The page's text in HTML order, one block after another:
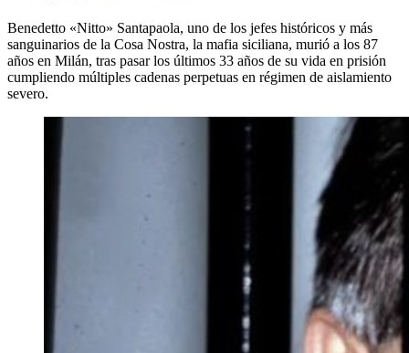
Benedetto «Nitto» Santapaola, uno de los jefes históricos y más
sanguinarios de la Cosa Nostra, la mafia siciliana, murió a los 87
años en Milán, tras pasar los últimos 33 años de su vida en prisión
cumpliendo múltiples cadenas perpetuas en régimen de aislamiento
severo.